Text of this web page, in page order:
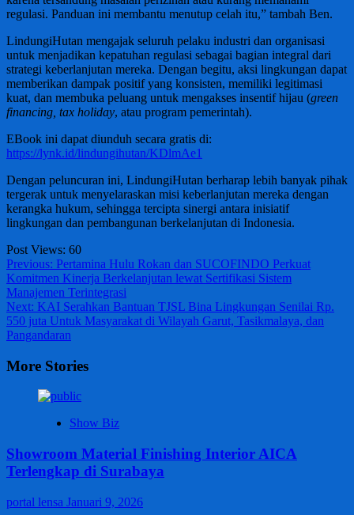
regulasi. Panduan ini membantu menutup celah itu,” tambah Ben.
LindungiHutan mengajak seluruh pelaku industri dan organisasi
untuk menjadikan kepatuhan regulasi sebagai bagian integral dari
strategi keberlanjutan mereka. Dengan begitu, aksi lingkungan dapat
memberikan dampak positif yang konsisten, memiliki legitimasi
kuat, dan membuka peluang untuk mengakses insentif hijau (green
financing, tax holiday, atau program pemerintah).
EBook ini dapat diunduh secara gratis di:
https://lynk.id/lindungihutan/KDlmAe1
Dengan peluncuran ini, LindungiHutan berharap lebih banyak pihak
tergerak untuk menyelaraskan misi keberlanjutan mereka dengan
kerangka hukum, sehingga tercipta sinergi antara inisiatif
lingkungan dan pembangunan berkelanjutan di Indonesia.
Post Views: 60
Post
navigation
Previous: Pertamina Hulu Rokan dan SUCOFINDO Perkuat
Komitmen Kinerja Berkelanjutan lewat Sertifikasi Sistem
Manajemen Terintegrasi
Next: KAI Serahkan Bantuan TJSL Bina Lingkungan Senilai Rp.
550 juta Untuk Masyarakat di Wilayah Garut, Tasikmalaya, dan
Pangandaran
More Stories
Show Biz
Showroom Material Finishing Interior AICA
Terlengkap di Surabaya
portal lensa Januari 9, 2026